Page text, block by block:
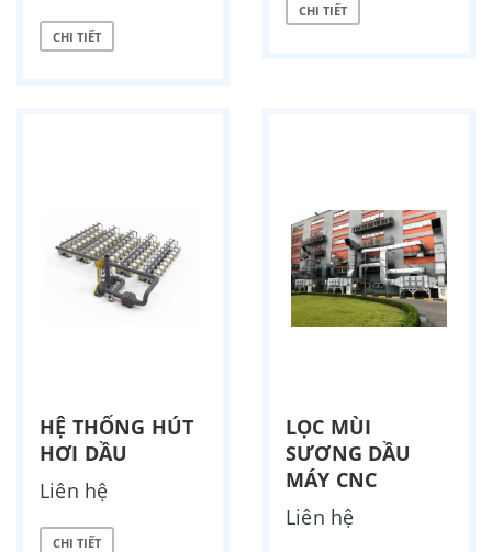
CHI TIẾT
CHI TIẾT
HỆ THỐNG HÚT
HƠI DẦU
Liên hệ
CHI TIẾT
LỌC MÙI
SƯƠNG DẦU
MÁY CNC
Liên hệ